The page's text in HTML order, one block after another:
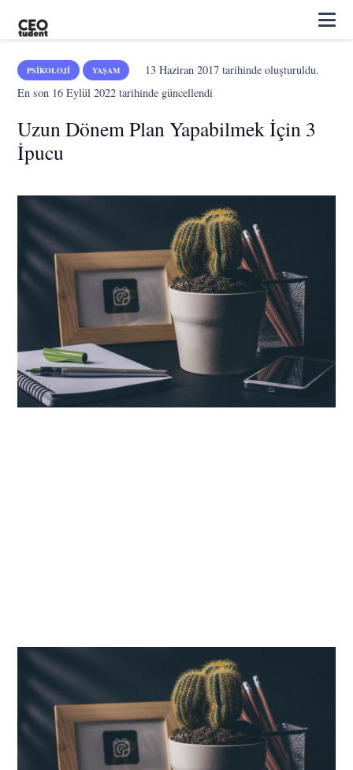
PSIKOLOJI YAŞAM 13 Haziran 2017tarihinde oluşturuldu.
En son 16 Eylül 2022 tarihinde güncellendi
Uzun Dönem Plan Yapabilmek İçin 3
İpucu